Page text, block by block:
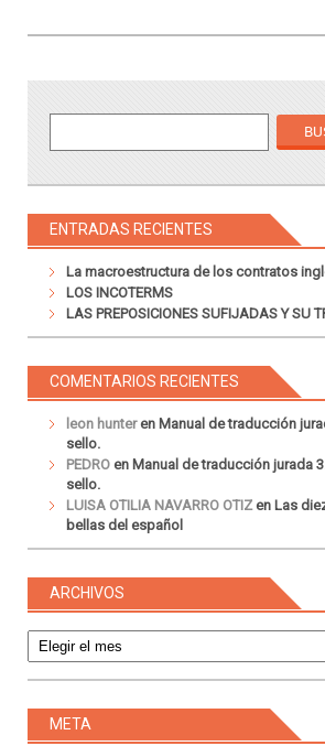
ENTRADAS RECIENTES
La macroestructura de los contratos
LOS INCOTERMS
LAS PREPOSICIONES SUFIJADAS Y SU
COMENTARIOS RECIENTES
leon hunteren Manual de traducción
sello.
PEDRO en Manual de traducción jurada
sello.
LUISA OTILIA NAVARRO OTIZ en Las
bellas del español
ARCHIVOS
META